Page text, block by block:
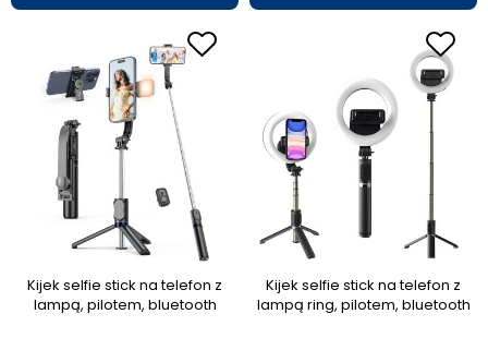
Kijek selfie stick na telefon z
lampą, pilotem, bluetooth
Kijek selfie stick na telefon z
lampą ring, pilotem, bluetooth